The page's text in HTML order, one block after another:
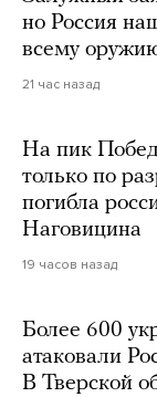
но Россия
всему
21 час назад
На пик
только по
погибла
Наговицина
19 часов назад
Более 600
атаковали
В Тверской